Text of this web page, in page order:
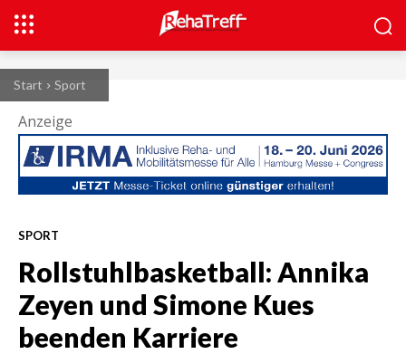
Start Sport
Anzeige
SPORT
Rollstuhlbasketball: Annika
Zeyen und Simone Kues
beenden Karriere